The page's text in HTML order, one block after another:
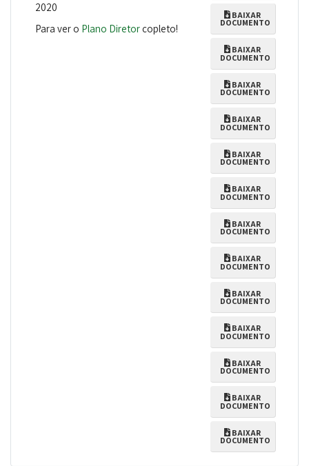
2020
Para ver o Plano Diretorcopleto!
BAIXAR
DOCUMENTO
BAIXAR
DOCUMENTO
BAIXAR
DOCUMENTO
BAIXAR
DOCUMENTO
BAIXAR
DOCUMENTO
BAIXAR
DOCUMENTO
BAIXAR
DOCUMENTO
BAIXAR
DOCUMENTO
BAIXAR
DOCUMENTO
BAIXAR
DOCUMENTO
BAIXAR
DOCUMENTO
BAIXAR
DOCUMENTO
BAIXAR
DOCUMENTO